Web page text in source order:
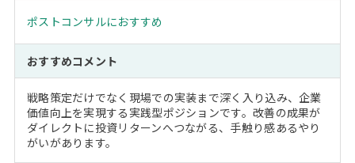
ポストコンサルにおすすめ
おすすめコメント
戦略策定だけでなく現場での実装まで深く入り込み、企業
価値向上を実現する実践型ポジションです。改善の成果が
ダイレクトに投資リターンへつながる、手触り感あるやり
がいがあります。